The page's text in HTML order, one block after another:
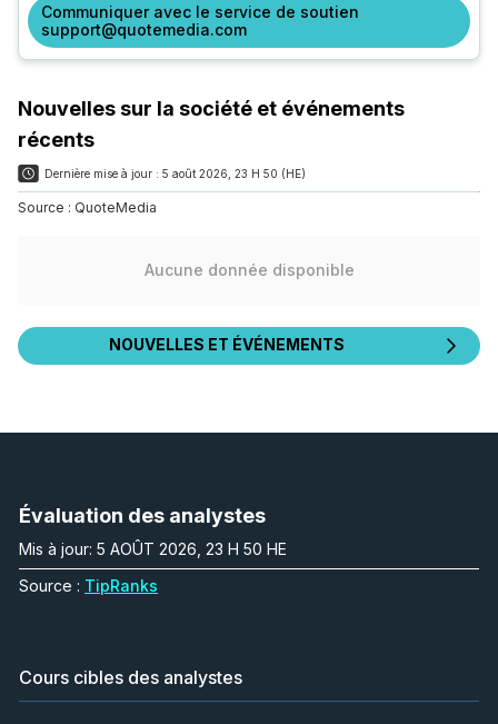
Communiquer avec le service de soutien
support@quotemedia.com
Nouvelles sur la société et événements
récents
Dernière mise à jour : 5 août 2026, 23 H 50 (HE)
Source : QuoteMedia
Aucune donnée disponible
NOUVELLES ET ÉVÉNEMENTS
Évaluation des analystes
Mis à jour: 5 AOÛT 2026, 23 H 50 HE
Source : TipRanks
Cours cibles des analystes